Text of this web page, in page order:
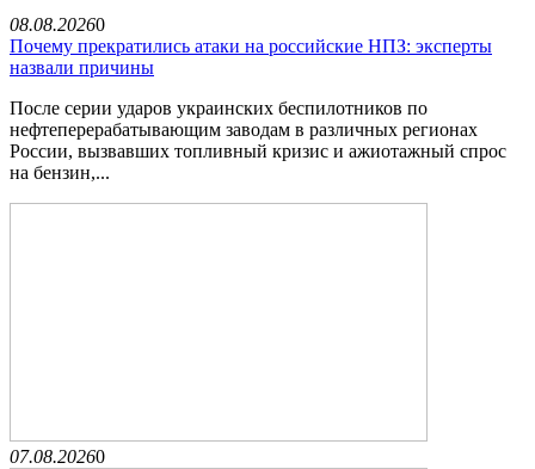
08.08.20260
Почему прекратились атаки на российские НПЗ: эксперты
назвали причины
После серии ударов украинских беспилотников по
нефтеперерабатывающим заводам в различных регионах
России, вызвавших топливный кризис и ажиотажный спрос
на бензин,...
07.08.20260